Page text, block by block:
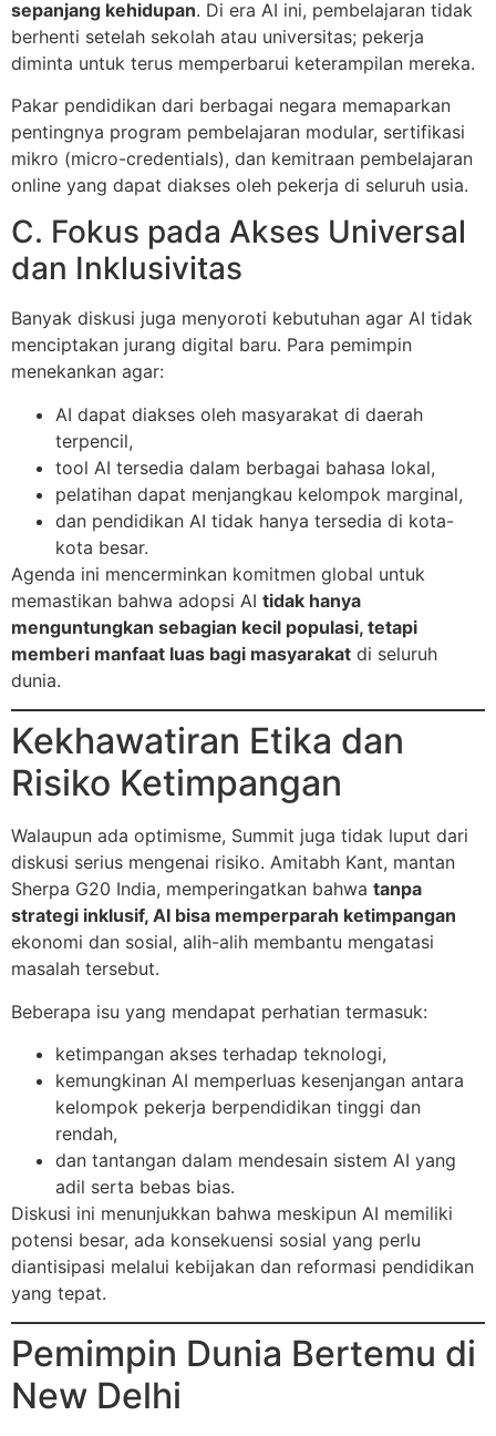
sepanjang kehidupan. Di era AI ini, pembelajaran tidak
berhenti setelah sekolah atau universitas; pekerja
diminta untuk terus memperbarui keterampilan mereka.
Pakar pendidikan dari berbagai negara memaparkan
pentingnya program pembelajaran modular, sertifikasi
mikro (micro-credentials), dan kemitraan pembelajaran
online yang dapat diakses oleh pekerja di seluruh usia.
C. Fokus pada Akses Universal
dan Inklusivitas
Banyak diskusi juga menyoroti kebutuhan agar AI tidak
menciptakan jurang digital baru. Para pemimpin
menekankan agar:
AI dapat diakses oleh masyarakat di daerah
terpencil,
tool AI tersedia dalam berbagai bahasa lokal,
pelatihan dapat menjangkau kelompok marginal,
dan pendidikan AI tidak hanya tersedia di kota-
kota besar.
Agenda ini mencerminkan komitmen global untuk
memastikan bahwa adopsi AI tidak hanya
menguntungkan sebagian kecil populasi, tetapi
memberi manfaat luas bagi masyarakat di seluruh
dunia.
Kekhawatiran Etika dan
Risiko Ketimpangan
Walaupun ada optimisme, Summit juga tidak luput dari
diskusi serius mengenai risiko. Amitabh Kant, mantan
Sherpa G20 India, memperingatkan bahwa tanpa
strategi inklusif, AI bisa memperparah ketimpangan
ekonomi dan sosial, alih-alih membantu mengatasi
masalah tersebut.
Beberapa isu yang mendapat perhatian termasuk:
ketimpangan akses terhadap teknologi,
kemungkinan AI memperluas kesenjangan antara
kelompok pekerja berpendidikan tinggi dan
rendah,
dan tantangan dalam mendesain sistem AI yang
adil serta bebas bias.
Diskusi ini menunjukkan bahwa meskipun AI memiliki
potensi besar, ada konsekuensi sosial yang perlu
diantisipasi melalui kebijakan dan reformasi pendidikan
yang tepat.
Pemimpin Dunia Bertemu di
New Delhi